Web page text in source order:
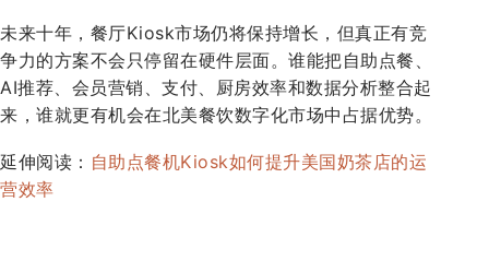
未来十年，餐厅Kiosk市场仍将保持增长，但真正有竞
争力的方案不会只停留在硬件层面。谁能把自助点餐、
AI推荐、会员营销、支付、厨房效率和数据分析整合起
来，谁就更有机会在北美餐饮数字化市场中占据优势。
延伸阅读： 自助点餐机Kiosk如何提升美国奶茶店的运
营效率